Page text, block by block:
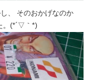
、 そのおかげなのか
。(*´▽｀*)